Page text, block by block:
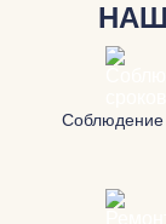
Соблюдение